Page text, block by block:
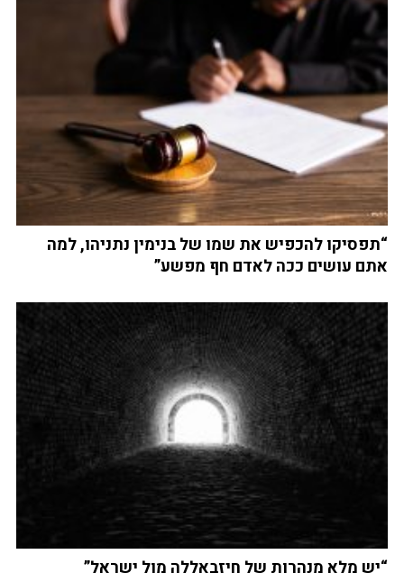
“תפסיקו להכפיש את שמו של בנימין נתניהו, למה
אתם עושים ככה לאדם חף מפשע”
“יש מלא מנהרות של חיזבאללה מול ישראל”